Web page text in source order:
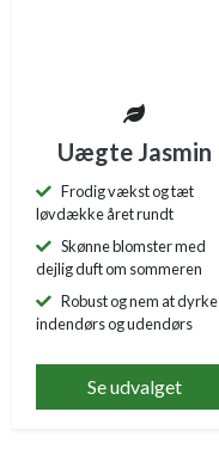
Uægte Jasmin
Frodig vækst og tæt
løvdække året rundt
Skønne blomster med
dejlig duft om sommeren
Robust og nem at dyrke
indendørs og udendørs
Se udvalget